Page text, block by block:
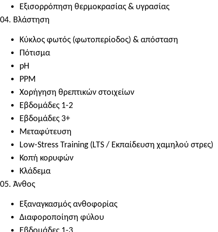
Εξισορρόπηση θερμοκρασίας & υγρασίας
04. Βλάστηση
Κύκλος φωτός (φωτοπερίοδος) & απόσταση
Πότισμα
pH
PPM
Χορήγηση θρεπτικών στοιχείων
Εβδομάδες 1-2
Εβδομάδες 3+
Μεταφύτευση
Low-Stress Training (LTS / Εκπαίδευση χαμηλού στρες)
Κοπή κορυφών
Κλάδεμα
05. Άνθος
Εξαναγκασμός ανθοφορίας
Διαφοροποίηση φύλου